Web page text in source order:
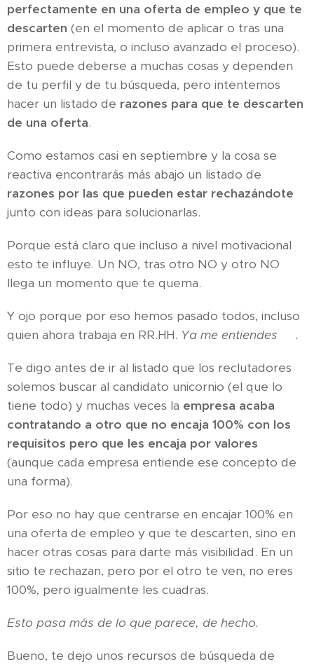
perfectamente en una oferta de empleo y que te
descarten (en el momento de aplicar o tras una
primera entrevista, o incluso avanzado el proceso).
Esto puede deberse a muchas cosas y dependen
de tu perfil y de tu búsqueda, pero intentemos
hacer un listado de razones para que te descarten
de una oferta.
Como estamos casi en septiembre y la cosa se
reactiva encontrarás más abajo un listado de
razones por las que pueden estar rechazándote
junto con ideas para solucionarlas.
Porque está claro que incluso a nivel motivacional
esto te influye. Un NO, tras otro NO y otro NO
llega un momento que te quema.
Y ojo porque por eso hemos pasado todos, incluso
quien ahora trabaja en RR.HH. Ya me entiendes 😉.
Te digo antes de ir al listado que los reclutadores
solemos buscar al candidato unicornio (el que lo
tiene todo) y muchas veces la empresa acaba
contratando a otro que no encaja 100% con los
requisitos pero que les encaja por valores
(aunque cada empresa entiende ese concepto de
una forma).
Por eso no hay que centrarse en encajar 100% en
una oferta de empleo y que te descarten, sino en
hacer otras cosas para darte más visibilidad. En un
sitio te rechazan, pero por el otro te ven, no eres
100%, pero igualmente les cuadras.
Esto pasa más de lo que parece, de hecho.
Bueno, te dejo unos recursos de búsqueda de